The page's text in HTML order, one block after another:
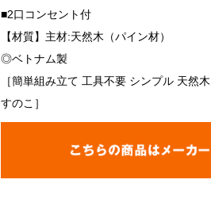
■2口コンセント付
【材質】主材:天然木（パイン材）
◎ベトナム製
［簡単組み立て 工具不要 シンプル 天然
すのこ］